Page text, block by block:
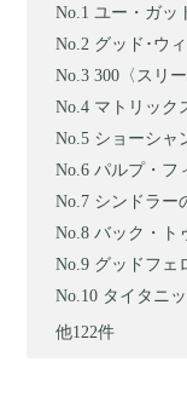
ユー・ガッ
グッド･ウ
300〈スリ
マトリック
ショーシャ
パルプ・フ
シンドラー
バック・ト
グッドフェ
タイタニ
他122件